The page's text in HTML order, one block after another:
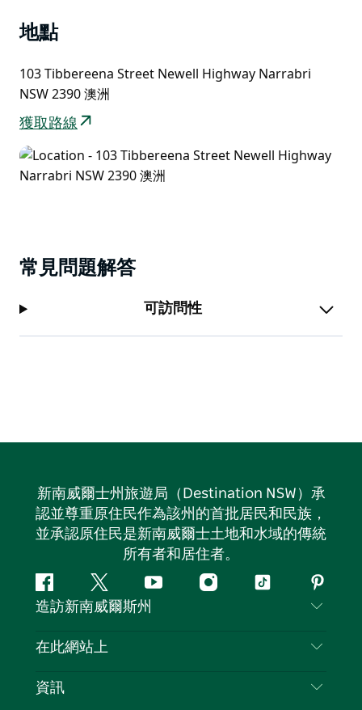
地點
103 Tibbereena Street Newell Highway Narrabri
NSW 2390 澳洲
獲取路線
常見問題解答
可訪問性
新南威爾士州旅遊局（Destination NSW）承
認並尊重原住民作為該州的首批居民和民族，
並承認原住民是新南威爾士土地和水域的傳統
所有者和居住者。
Facebook嘰
嘰
喳
Youtube Instagram
抖
造訪新南威爾斯州
聯絡我們
隱私
在此網站上
目的地
資訊